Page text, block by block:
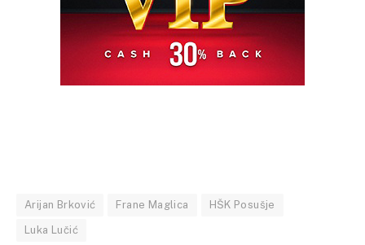
Arijan Brković Frane Maglica HŠK Posušje
Luka Lučić